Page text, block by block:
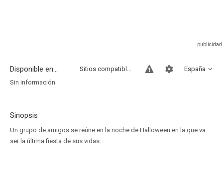
Disponible en... España
Sitios compatibles
Sin información
Sinopsis
Un grupo de amigos se reúne en la noche de Halloween en la que va
ser la última fiesta de sus vidas.